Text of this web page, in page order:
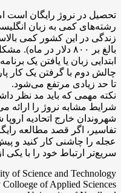
تحصیل در نروژ رایگان است
رشته‌های کمی به زبان
زندگی در این کشور کمی
بالغ بر ۸۰۰ دلار در
ابتدایی زبان یا یافتن یک
چالش دوم با گرفتن یک کار
تا حد زیادی مرتفع می‌شود.
نکته مهمی که باید مد نظر
شرایط مشابه نروژ را ارائه
شهروندان خارج اتحادیه
تفاسیر، اگر قصد مطالعه
عجله را چاشنی کار کنید و
سریع‌تر ارتباط خود را با یکی
of Science and Technology
of Applied Sciences